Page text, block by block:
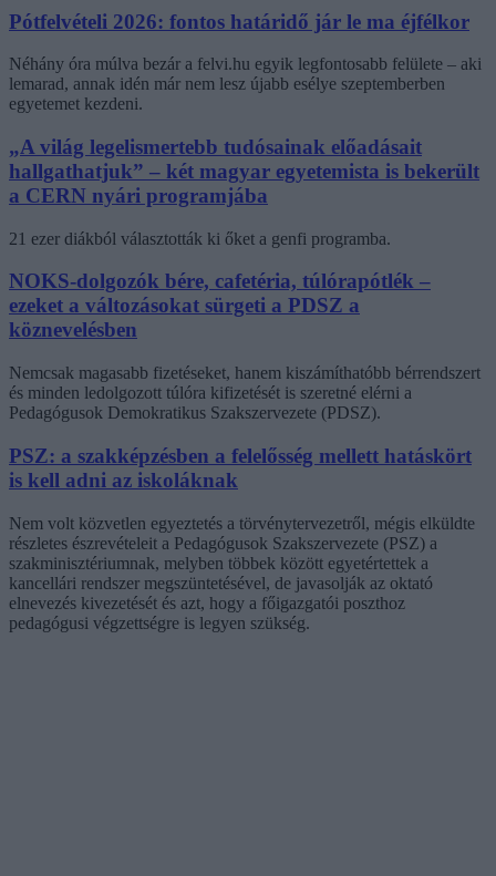
Pótfelvételi 2026: fontos határidő jár le ma éjfélkor
Néhány óra múlva bezár a felvi.hu egyik legfontosabb felülete – aki
lemarad, annak idén már nem lesz újabb esélye szeptemberben
egyetemet kezdeni.
„A világ legelismertebb tudósainak előadásait
hallgathatjuk” – két magyar egyetemista is bekerült
a CERN nyári programjába
21 ezer diákból választották ki őket a genfi programba.
NOKS-dolgozók bére, cafetéria, túlórapótlék –
ezeket a változásokat sürgeti a PDSZ a
köznevelésben
Nemcsak magasabb fizetéseket, hanem kiszámíthatóbb bérrendszert
és minden ledolgozott túlóra kifizetését is szeretné elérni a
Pedagógusok Demokratikus Szakszervezete (PDSZ).
PSZ: a szakképzésben a felelősség mellett hatáskört
is kell adni az iskoláknak
Nem volt közvetlen egyeztetés a törvénytervezetről, mégis elküldte
részletes észrevételeit a Pedagógusok Szakszervezete (PSZ) a
szakminisztériumnak, melyben többek között egyetértettek a
kancellári rendszer megszüntetésével, de javasolják az oktató
elnevezés kivezetését és azt, hogy a főigazgatói poszthoz
pedagógusi végzettségre is legyen szükség.